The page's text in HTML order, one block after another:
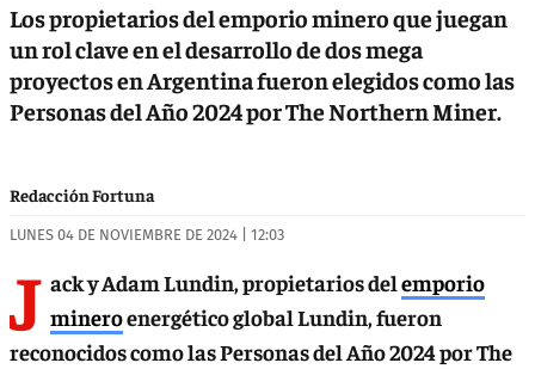
Los propietarios del emporio minero que juegan
un rol clave en el desarrollo de dos mega
proyectos en Argentina fueron elegidos como las
Personas del Año 2024 por The Northern Miner.
Redacción Fortuna
LUNES 04 DE NOVIEMBRE DE 2024 | 12:03
J ack y Adam Lundin, propietarios delemporio
mineroenergético global Lundin, fueron
reconocidos como las Personas del Año 2024 por The